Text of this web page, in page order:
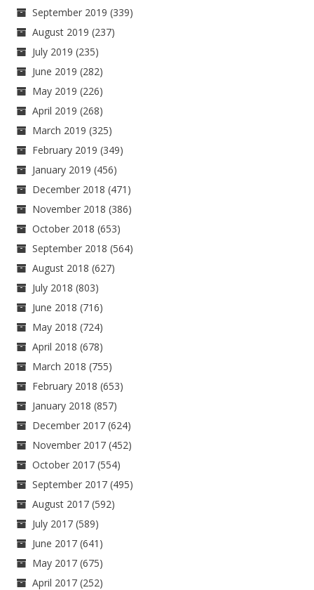
September 2019 (339)
August 2019 (237)
July 2019 (235)
June 2019 (282)
May 2019 (226)
April 2019 (268)
March 2019 (325)
February 2019 (349)
January 2019 (456)
December 2018 (471)
November 2018 (386)
October 2018 (653)
September 2018 (564)
August 2018 (627)
July 2018 (803)
June 2018 (716)
May 2018 (724)
April 2018 (678)
March 2018 (755)
February 2018 (653)
January 2018 (857)
December 2017 (624)
November 2017 (452)
October 2017 (554)
September 2017 (495)
August 2017 (592)
July 2017 (589)
June 2017 (641)
May 2017 (675)
April 2017 (252)